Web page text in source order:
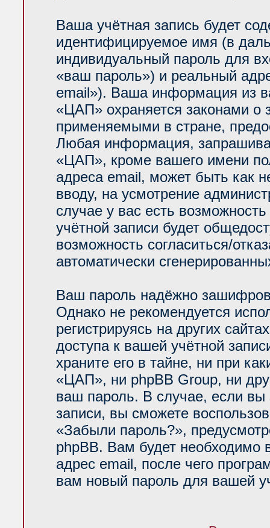
Ваша учётная запись будет
идентифицируемое имя (в
индивидуальный пароль для
«ваш пароль») и реальный
email»). Ваша информация из
«ЦАП» охраняется законами
применяемыми в стране,
Любая информация,
«ЦАП», кроме вашего имени
адреса email, может быть как
вводу, на усмотрение
случае у вас есть
учётной записи будет
возможность согласиться/
автоматически
Ваш пароль надёжно
Однако не рекомендуется
регистрируясь на других
доступа к вашей учётной
храните его в тайне, ни при
«ЦАП», ни phpBB Group, ни
ваш пароль. В случае, если вы
записи, вы сможете
«Забыли пароль?»,
phpBB. Вам будет необходимо
адрес email, после чего
вам новый пароль для вашей